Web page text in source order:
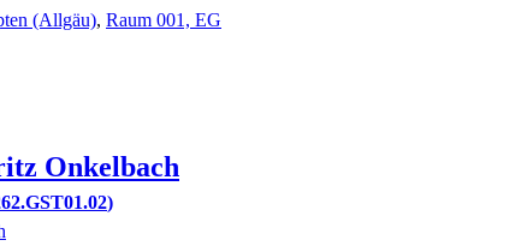
(Allgäu), Raum 001, EG
Onkelbach